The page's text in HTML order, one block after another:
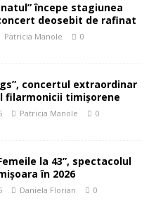
începe stagiunea
deosebit de rafinat
Patricia Manole 0
concertul extraordinar
filarmonicii timișorene
Patricia Manole 0
la 43”, spectacolul
în 2026
Daniela Florian 0